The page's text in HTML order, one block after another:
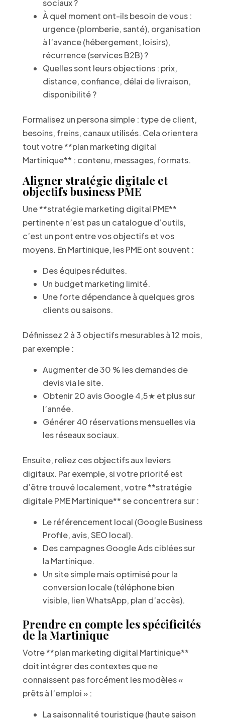
sociaux ?
À quel moment ont-ils besoin de vous :
urgence (plomberie, santé), organisation
à l’avance (hébergement, loisirs),
récurrence (services B2B) ?
Quelles sont leurs objections : prix,
distance, confiance, délai de livraison,
disponibilité ?
Formalisez un persona simple : type de client,
besoins, freins, canaux utilisés. Cela orientera
tout votre **plan marketing digital
Martinique** : contenu, messages, formats.
Aligner stratégie digitale et
objectifs business PME
Une **stratégie marketing digital PME**
pertinente n’est pas un catalogue d’outils,
c’est un pont entre vos objectifs et vos
moyens. En Martinique, les PME ont souvent :
Des équipes réduites.
Un budget marketing limité.
Une forte dépendance à quelques gros
clients ou saisons.
Définissez 2 à 3 objectifs mesurables à 12 mois,
par exemple :
Augmenter de 30 % les demandes de
devis via le site.
Obtenir 20 avis Google 4,5★ et plus sur
l’année.
Générer 40 réservations mensuelles via
les réseaux sociaux.
Ensuite, reliez ces objectifs aux leviers
digitaux. Par exemple, si votre priorité est
d’être trouvé localement, votre **stratégie
digitale PME Martinique** se concentrera sur :
Le référencement local (Google Business
Profile, avis, SEO local).
Des campagnes Google Ads ciblées sur
la Martinique.
Un site simple mais optimisé pour la
conversion locale (téléphone bien
visible, lien WhatsApp, plan d’accès).
Prendre en compte les spécificités
de la Martinique
Votre **plan marketing digital Martinique**
doit intégrer des contextes que ne
connaissent pas forcément les modèles «
prêts à l’emploi » :
La saisonnalité touristique (haute saison